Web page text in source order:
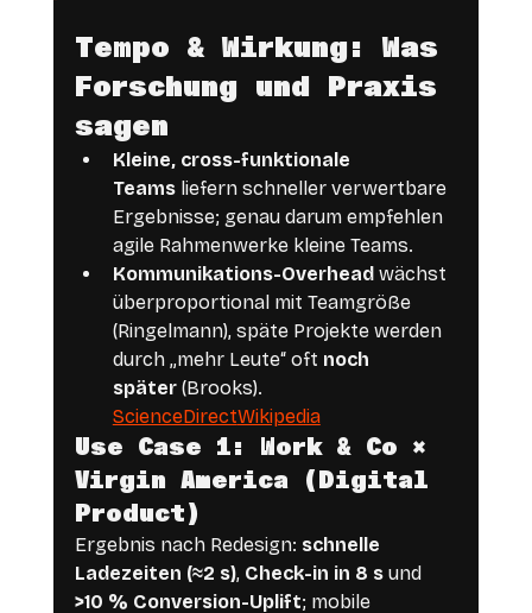
Tempo & Wirkung: Was
Forschung und Praxis
sagen
Kleine, cross-funktionale
Teams liefern schneller verwertbare
Ergebnisse; genau darum empfehlen
agile Rahmenwerke kleine Teams.
Kommunikations-Overhead wächst
überproportional mit Teamgröße
(Ringelmann), späte Projekte werden
durch „mehr Leute“ oft noch
später (Brooks).
ScienceDirectWikipedia
Use Case 1: Work & Co ×
Virgin America (Digital
Product)
Ergebnis nach Redesign: schnelle
Ladezeiten (≈2 s), Check-in in 8 s und
>10 % Conversion-Uplift; mobile